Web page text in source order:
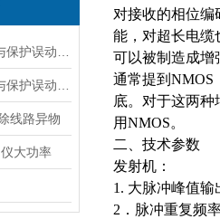
线路异物
大功率
对接收的相位
能，对超长电缆
可以被制造成增
通常提到NMOS
底。对于这两
用NMOS。
二、技术参数
发射机：
1. 大脉冲峰值输
2．脉冲重复频